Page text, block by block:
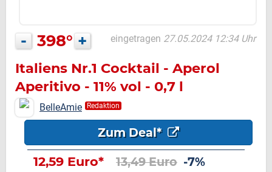
- 398° + eingetragen 27.05.2024 12:34 Uhr
Italiens Nr.1 Cocktail - Aperol
Aperitivo - 11% vol - 0,7 l
BelleAmie Redaktion
Zum Deal*
12,59 Euro* 13,49 Euro -7%